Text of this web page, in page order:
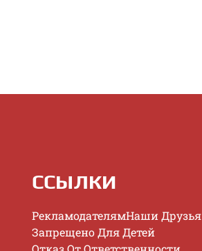
ССЫЛКИ
РекламодателямНаши Друзья
Запрещено Для Детей